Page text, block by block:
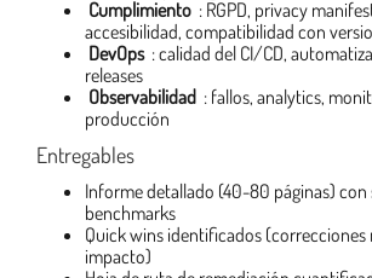
Cumplimiento : RGPD, privacy
accesibilidad, compatibilidad con
DevOps : calidad del CI/CD,
releases
Observabilidad : fallos, analytics,
producción
Entregables
Informe detallado (40-80 páginas) con
benchmarks
Quick wins identificados
impacto)